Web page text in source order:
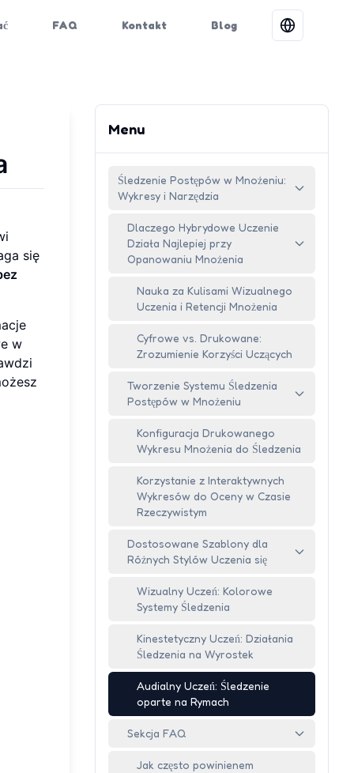
FAQ Kontakt Blog
się
w
Menu
Śledzenie Postępów w Mnożeniu:
Wykresy i Narzędzia
Dlaczego Hybrydowe Uczenie
Działa Najlepiej przy
Opanowaniu Mnożenia
Nauka za Kulisami Wizualnego
Uczenia i Retencji Mnożenia
Cyfrowe vs. Drukowane:
Zrozumienie Korzyści Uczących
Tworzenie Systemu Śledzenia
Postępów w Mnożeniu
Konfiguracja Drukowanego
Wykresu Mnożenia do Śledzenia
Korzystanie z Interaktywnych
Wykresów do Oceny w Czasie
Rzeczywistym
Dostosowane Szablony dla
Różnych Stylów Uczenia się
Wizualny Uczeń: Kolorowe
Systemy Śledzenia
Kinestetyczny Uczeń: Działania
Śledzenia na Wyrostek
Audialny Uczeń: Śledzenie
oparte na Rymach
Sekcja FAQ
Jak często powinienem